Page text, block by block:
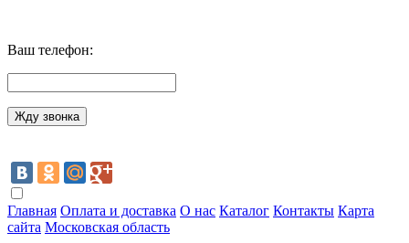
Ваш телефон:
Главная Оплата и доставка О нас Каталог Контакты Карта
сайта Московская область